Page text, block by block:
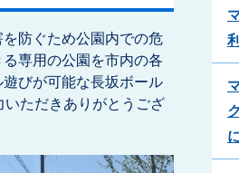
防ぐため公園内での危
専用の公園を市内の各
びが可能な長坂ボール
ただきありがとうござ